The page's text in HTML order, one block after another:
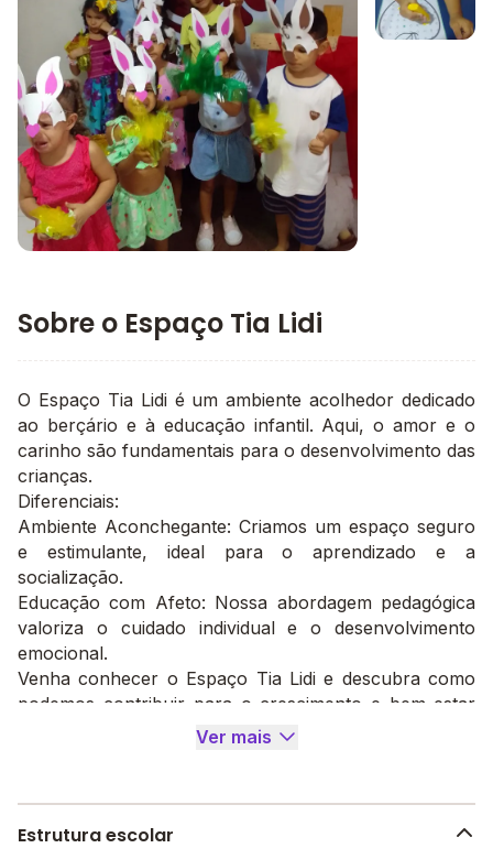
Sobre o Espaço Tia Lidi
O Espaço Tia Lidi é um ambiente acolhedor dedicado
ao berçário e à educação infantil. Aqui, o amor e o
carinho são fundamentais para o desenvolvimento das
crianças.
Diferenciais:
Ambiente Aconchegante: Criamos um espaço seguro
e estimulante, ideal para o aprendizado e a
socialização.
Educação com Afeto: Nossa abordagem pedagógica
valoriza o cuidado individual e o desenvolvimento
emocional.
Venha conhecer o Espaço Tia Lidi e descubra como
podemos contribuir para o crescimento e bem-estar
Ver mais
Estrutura escolar